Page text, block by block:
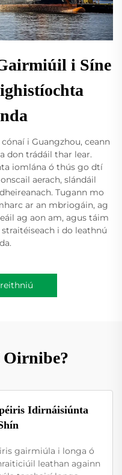
i Síne
i Guangzhou, ceann
don trádáil thar lear.
iomlána ó thús go dtí
aerach, slándáil
Tugann mo
ar an mbriogáin, ag
ag aon am, agus táim
i do leathnú
Oirnibe?
Idirnáisiúnta
gairmiúla i longa ó
leathan againn